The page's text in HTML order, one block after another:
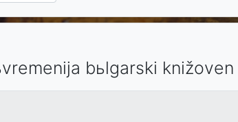
bьlgarski knižoven